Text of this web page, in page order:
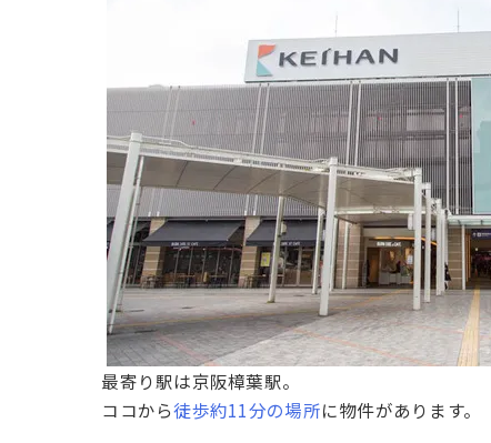
最寄り駅は京阪樟葉駅。
ココから徒歩約11分の場所に物件があります。